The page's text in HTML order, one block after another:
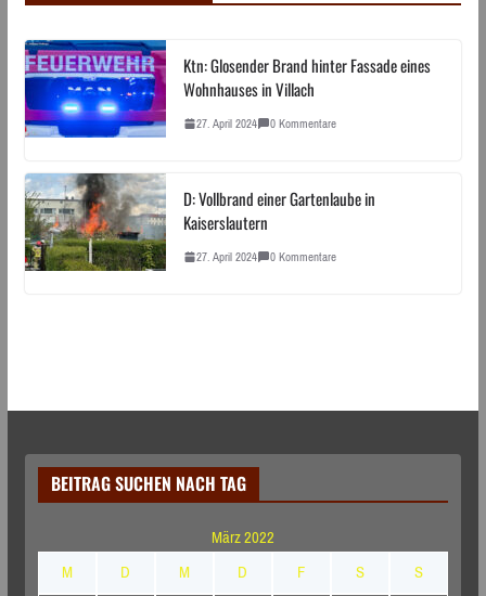
Ktn: Glosender Brand hinter Fassade eines
Wohnhauses in Villach
27. April 2024 0 Kommentare
D: Vollbrand einer Gartenlaube in
Kaiserslautern
27. April 2024 0 Kommentare
BEITRAG SUCHEN NACH TAG
März 2022
M
D M D F S
S